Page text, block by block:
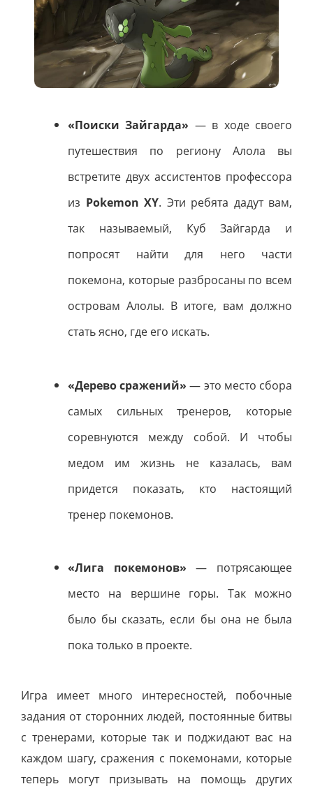
«Поиски Зайгарда» — в ходе своего
путешествия по региону Алола вы
встретите двух ассистентов профессора
из Pokemon XY. Эти ребята дадут вам,
так называемый, Куб Зайгарда и
попросят найти для него части
покемона, которые разбросаны по всем
островам Алолы. В итоге, вам должно
стать ясно, где его искать.
«Дерево сражений»— это место сбора
самых сильных тренеров, которые
соревнуются между собой. И чтобы
медом им жизнь не казалась, вам
придется показать, кто настоящий
тренер покемонов.
«Лига покемонов» — потрясающее
место на вершине горы. Так можно
было бы сказать, если бы она не была
пока только в проекте.
Игра имеет много интересностей, побочные
задания от сторонних людей, постоянные битвы
с тренерами, которые так и поджидают вас на
каждом шагу, сражения с покемонами, которые
теперь могут призывать на помощь других